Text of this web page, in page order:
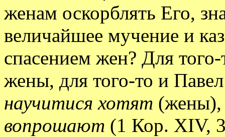
женам оскорблять Его,
величайшее мучение и
спасением жен? Для
жены, для того-то и
научитися хотят
вопрошают (1 Кор. XIV,